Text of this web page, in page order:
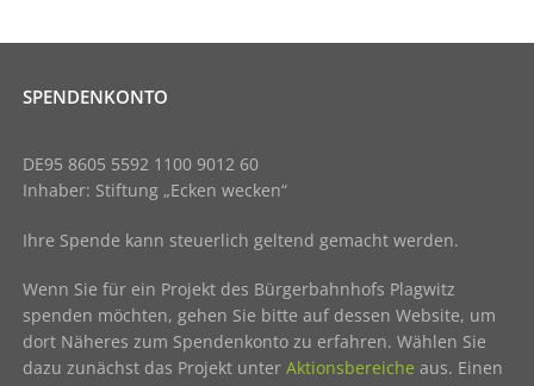
SPENDENKONTO
DE95 8605 5592 1100 9012 60
Inhaber: Stiftung „Ecken wecken“
Ihre Spende kann steuerlich geltend gemacht werden.
Wenn Sie für ein Projekt des Bürgerbahnhofs Plagwitz
spenden möchten, gehen Sie bitte auf dessen Website, um
dort Näheres zum Spendenkonto zu erfahren. Wählen Sie
dazu zunächst das Projekt unterAktionsbereiche aus. Einen